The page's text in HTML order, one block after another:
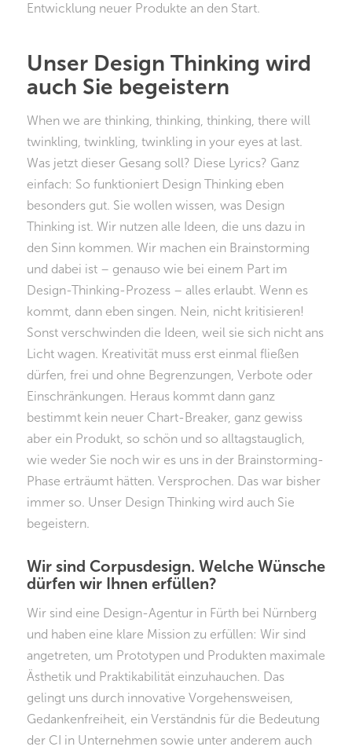
Entwicklung neuer Produkte an den Start.
Unser Design Thinking wird
auch Sie begeistern
When we are thinking, thinking, thinking, there will
twinkling, twinkling, twinkling in your eyes at last.
Was jetzt dieser Gesang soll? Diese Lyrics? Ganz
einfach: So funktioniert Design Thinking eben
besonders gut. Sie wollen wissen, was Design
Thinking ist. Wir nutzen alle Ideen, die uns dazu in
den Sinn kommen. Wir machen ein Brainstorming
und dabei ist – genauso wie bei einem Part im
Design-Thinking-Prozess – alles erlaubt. Wenn es
kommt, dann eben singen. Nein, nicht kritisieren!
Sonst verschwinden die Ideen, weil sie sich nicht ans
Licht wagen. Kreativität muss erst einmal fließen
dürfen, frei und ohne Begrenzungen, Verbote oder
Einschränkungen. Heraus kommt dann ganz
bestimmt kein neuer Chart-Breaker, ganz gewiss
aber ein Produkt, so schön und so alltagstauglich,
wie weder Sie noch wir es uns in der Brainstorming-
Phase erträumt hätten. Versprochen. Das war bisher
immer so. Unser Design Thinking wird auch Sie
begeistern.
Wir sind Corpusdesign. Welche Wünsche
dürfen wir Ihnen erfüllen?
Wir sind eine Design-Agentur in Fürth bei Nürnberg
und haben eine klare Mission zu erfüllen: Wir sind
angetreten, um Prototypen und Produkten maximale
Ästhetik und Praktikabilität einzuhauchen. Das
gelingt uns durch innovative Vorgehensweisen,
Gedankenfreiheit, ein Verständnis für die Bedeutung
der CI in Unternehmen sowie unter anderem auch